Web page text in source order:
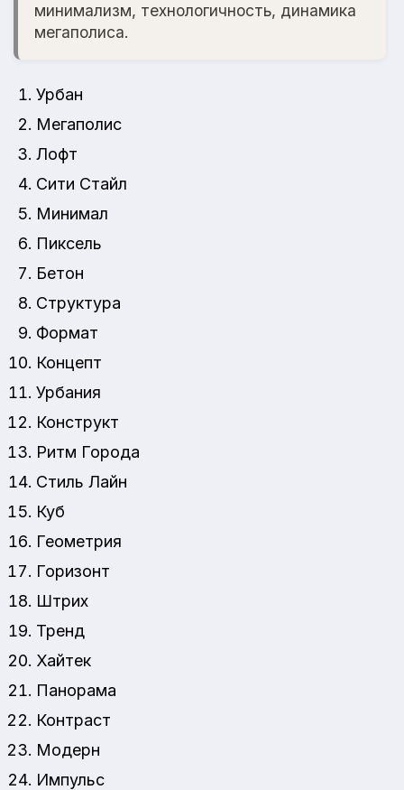
минимализм, технологичность, динамика
мегаполиса.
Урбан
Мегаполис
Лофт
Сити Стайл
Минимал
Пиксель
Бетон
Структура
Формат
Концепт
Урбания
Конструкт
Ритм Города
Стиль Лайн
Куб
Геометрия
Горизонт
Штрих
Тренд
Хайтек
Панорама
Контраст
Модерн
Импульс